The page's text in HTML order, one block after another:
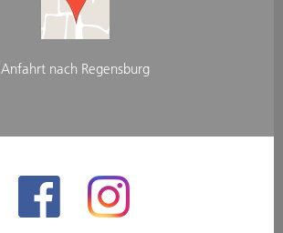
Anfahrt nach Regensburg